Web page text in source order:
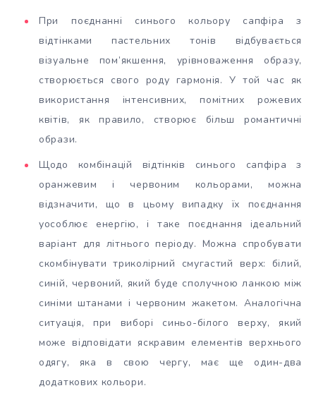
При поєднанні синього кольору сапфіра з
відтінками пастельних тонів відбувається
візуальне пом’якшення, урівноваження образу,
створюється свого роду гармонія. У той час як
використання інтенсивних, помітних рожевих
квітів, як правило, створює більш романтичні
образи.
Щодо комбінацій відтінків синього сапфіра з
оранжевим і червоним кольорами, можна
відзначити, що в цьому випадку їх поєднання
уособлює енергію, і таке поєднання ідеальний
варіант для літнього періоду. Можна спробувати
скомбінувати триколірний смугастий верх: білий,
синій, червоний, який буде сполучною ланкою між
синіми штанами і червоним жакетом. Аналогічна
ситуація, при виборі синьо-білого верху, який
може відповідати яскравим елементів верхнього
одягу, яка в свою чергу, має ще один-два
додаткових кольори.